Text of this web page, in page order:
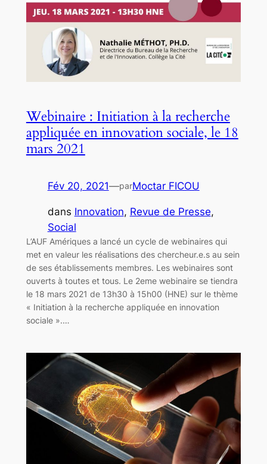
Webinaire : Initiation à la recherche
appliquée en innovation sociale, le 18
mars 2021
Fév 20, 2021—parMoctar FICOU
dans Innovation, Revue de Presse
Social
L’AUF Amériques a lancé un cycle de webinaires qui
met en valeur les réalisations des chercheur.e.s au sein
de ses établissements membres. Les webinaires sont
ouverts à toutes et tous. Le 2eme webinaire se tiendra
le 18 mars 2021 de 13h30 à 15h00 (HNE) sur le thème
« Initiation à la recherche appliquée en innovation
sociale ».…